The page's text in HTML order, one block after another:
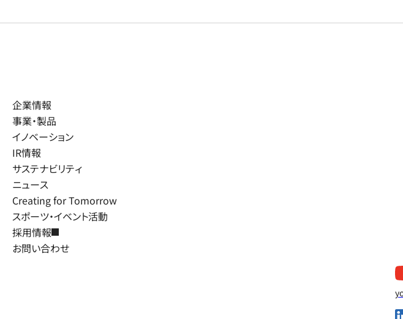
企業情報
事業・製品
イノベーション
IR情報
サステナビリティ
ニュース
Creating for Tomorrow
スポーツ・イベント活動
採用情報
お問い合わせ